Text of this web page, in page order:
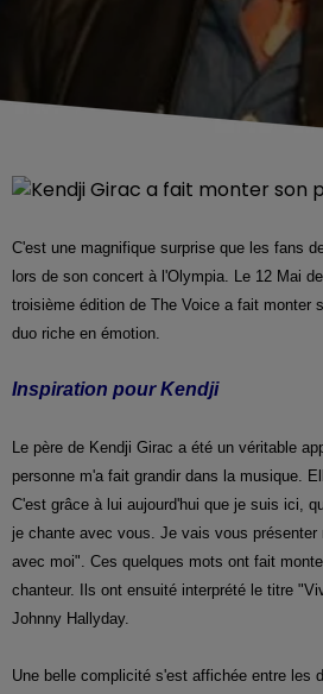
C'est une magnifique surprise que les fans
lors de son concert à l'Olympia. Le 12 Mai
troisième édition de The Voice a fait monter
duo riche en émotion.
Inspiration pour Kendji
Le père de Kendji Girac a été un véritable
personne m'a fait grandir dans la musique.
C'est grâce à lui aujourd'hui que je suis ici,
je chante avec vous. Je vais vous présenter
avec moi". Ces quelques mots ont fait
chanteur. Ils ont ensuité interprété le titre
Johnny Hallyday.
Une belle complicité s'est affichée entre les